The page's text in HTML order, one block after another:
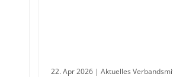
22.Apr2026 | Aktuelles